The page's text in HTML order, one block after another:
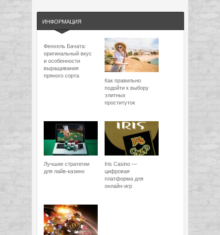
ИНФОРМАЦИЯ
Фенхель Бачата:
оригинальный вкус
и особенности
выращивания
пряного сорта
Как правильно
подойти к выбору
элитных
проституток
Лучшие стратегии
для лайв-казино
Iris Casino —
цифровая
платформа для
онлайн-игр